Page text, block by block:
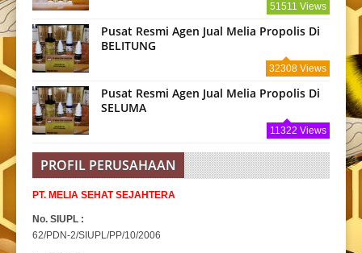
51511 Views
Pusat Resmi Agen Jual Melia Propolis Di
BELITUNG
32308 Views
Pusat Resmi Agen Jual Melia Propolis Di
SELUMA
11322 Views
PROFIL PERUSAHAAN
PT. MELIA SEHAT SEJAHTERA
No. SIUPL :
62/PDN-2/SIUPL/PP/10/2006